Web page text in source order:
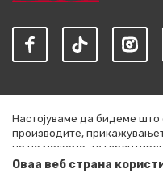
Настојуваме да бидеме
производите,
но не можеме да
комплетни и без грешки.
Оваа веб страна